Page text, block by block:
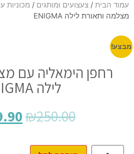
עמוד הבית / צעצועים ומותגים / מכוניות
מצלמה ותאורת לילה ENIGMA
מבצע!
רחפן הימאליה עם
לילה ENIGMA
₪250.00